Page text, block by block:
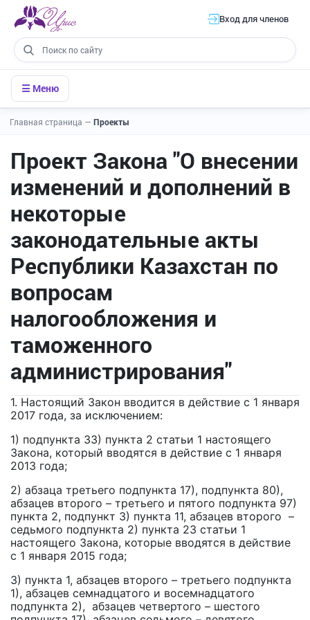
Вход для членов
☰ Меню
Главная страница — Проекты
Проект Закона "О внесении
изменений и дополнений в
некоторые
законодательные акты
Республики Казахстан по
вопросам
налогообложения и
таможенного
администрирования"
1. Настоящий Закон вводится в действие с 1 января
2017 года, за исключением:
1) подпункта 33) пункта 2 статьи 1 настоящего
Закона, который вводятся в действие с 1 января
2013 года;
2) абзаца третьего подпункта 17), подпункта 80),
абзацев второго – третьего и пятого подпункта 97)
пункта 2, подпункт 3) пункта 11, абзацев второго –
седьмого подпункта 2) пункта 23 статьи 1
настоящего Закона, которые вводятся в действие
с 1 января 2015 года;
3) пункта 1, абзацев второго – третьего подпункта
1), абзацев семнадцатого и восемнадцатого
подпункта 2), абзацев четвертого – шестого